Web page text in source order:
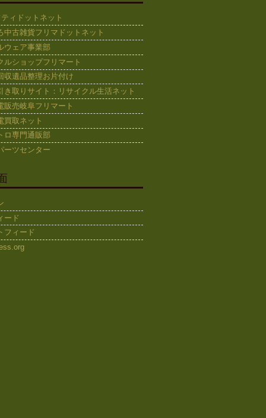
ィドットネット
中古雑貨フリマドットネット
ウェア事業部
ルショップフリマート
収遺品整理お片付け
き取りサイト：リサイクル生活ネット
販売岐阜フリマート
買取ネット
ロ専門通販部
ーツセンター
ード
フィード